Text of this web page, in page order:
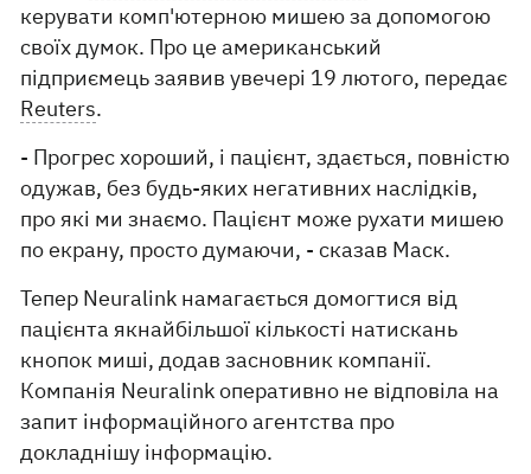
керувати комп'ютерною мишею за допомогою
своїх думок. Про це американський
підприємець заявив увечері 19 лютого, передає
Reuters.
- Прогрес хороший, і пацієнт, здається, повністю
одужав, без будь-яких негативних наслідків,
про які ми знаємо. Пацієнт може рухати мишею
по екрану, просто думаючи, - сказав Маск.
Тепер Neuralink намагається домогтися від
пацієнта якнайбільшої кількості натискань
кнопок миші, додав засновник компанії.
Компанія Neuralink оперативно не відповіла на
запит інформаційного агентства про
докладнішу інформацію.